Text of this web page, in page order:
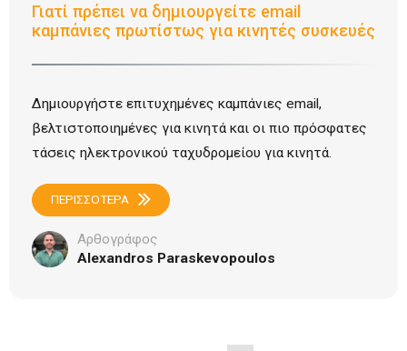
Γιατί πρέπει να δημιουργείτε email
καμπάνιες πρωτίστως για κινητές συσκευές
Δημιουργήστε επιτυχημένες καμπάνιες email,
βελτιστοποιημένες για κινητά και οι πιο πρόσφατες
τάσεις ηλεκτρονικού ταχυδρομείου για κινητά.
ΠΕΡΙΣΣΟΤΕΡΑ
Αρθογράφος
Alexandros Paraskevopoulos